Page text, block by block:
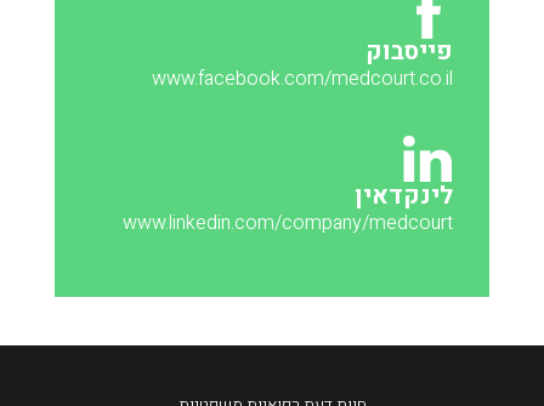
פייסבוק
www.facebook.com/medcourt.co.il
לינקדאין
www.linkedin.com/company/medcourt